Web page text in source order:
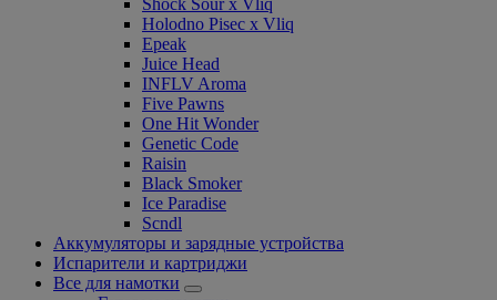
Holodno Pisec x Vliq
Epeak
Juice Head
INFLV Aroma
Five Pawns
One Hit Wonder
Genetic Code
Raisin
Black Smoker
Ice Paradise
Scndl
Аккумуляторы и зарядные устройства
Испарители и картриджи
Все для намотки